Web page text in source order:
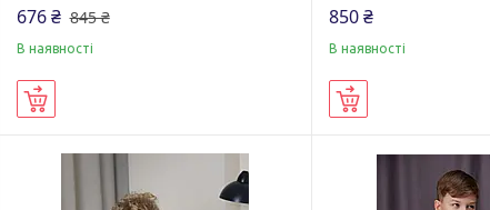
676 ₴ 845 ₴
В наявності
850 ₴
В наявності